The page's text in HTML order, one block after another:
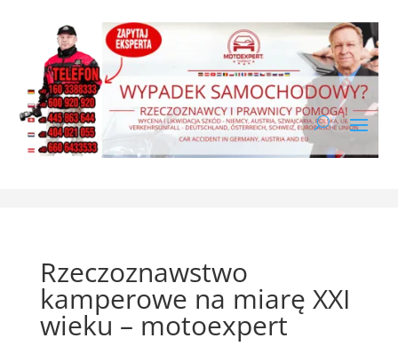
Rzeczoznawstwo
kamperowe na miarę XXI
wieku – motoexpert